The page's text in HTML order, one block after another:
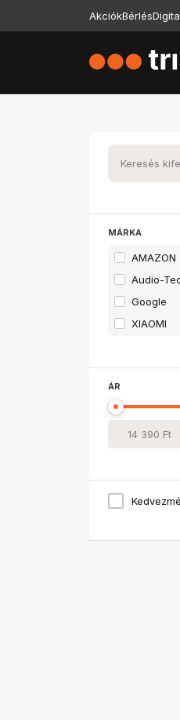
AkciókBérlés
MÁRKA
AMAZON
Audio-
Google
XIAOMI
ÁR